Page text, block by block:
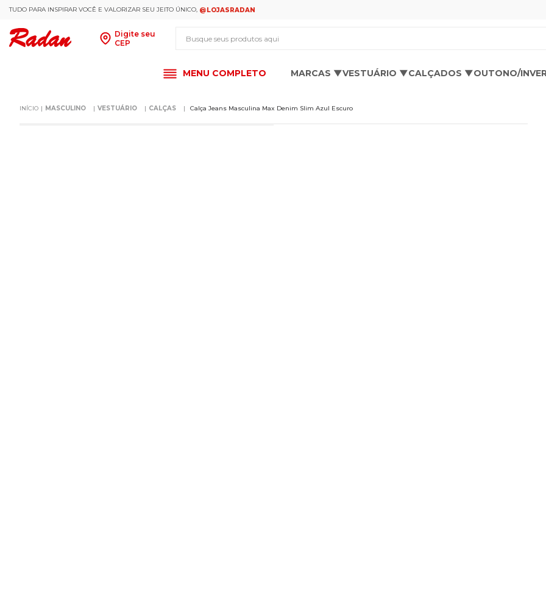
TUDO PARA INSPIRAR VOCÊ E VALORIZAR SEU JEITO ÚNICO, @LOJASRADAN
Digite seu
CEP
MENU COMPLETO MARCAS ▼VESTUÁRIO ▼CALÇADOS ▼OUTONO/
MASCULINO VESTUÁRIO CALÇAS Calça Jeans Masculina Max Denim Slim Azul Escuro